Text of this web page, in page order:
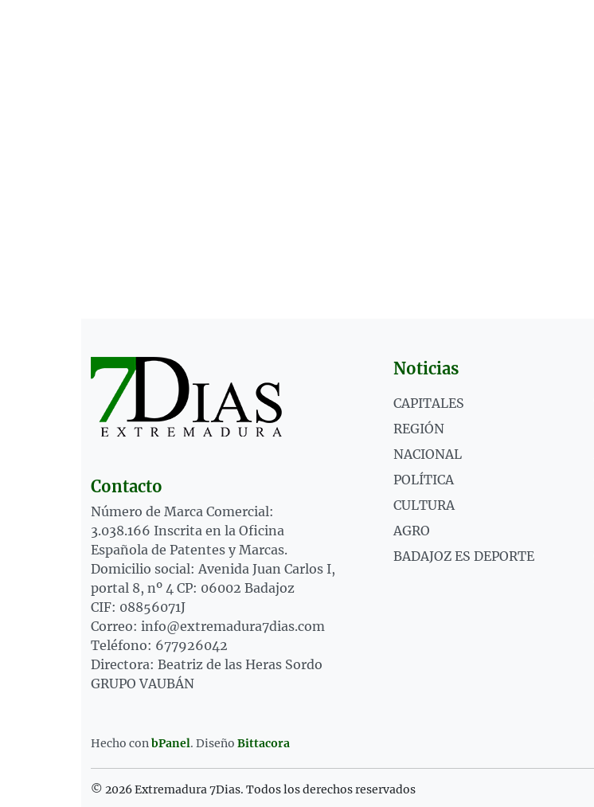
Contacto
Número de Marca Comercial:
3.038.166 Inscrita en la Oficina
Española de Patentes y Marcas.
Domicilio social: Avenida Juan Carlos I,
portal 8, nº 4 CP: 06002 Badajoz
CIF: 08856071J
Correo: info@extremadura7dias.com
Teléfono: 677926042
Directora: Beatriz de las Heras Sordo
GRUPO VAUBÁN
Noticias
CAPITALES
REGIÓN
NACIONAL
POLÍTICA
CULTURA
AGRO
BADAJOZ ES DEPORTE
Hecho con bPanel. Diseño Bittacora
© 2026 Extremadura 7Dias. Todos los derechos reservados